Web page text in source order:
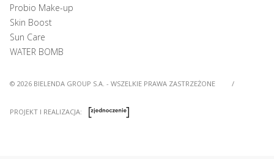
Probio Make-up
Skin Boost
Sun Care
WATER BOMB
© 2026 BIELENDA GROUP S.A. - WSZELKIE PRAWA ZASTRZEŻONE /
PROJEKT I REALIZACJA: